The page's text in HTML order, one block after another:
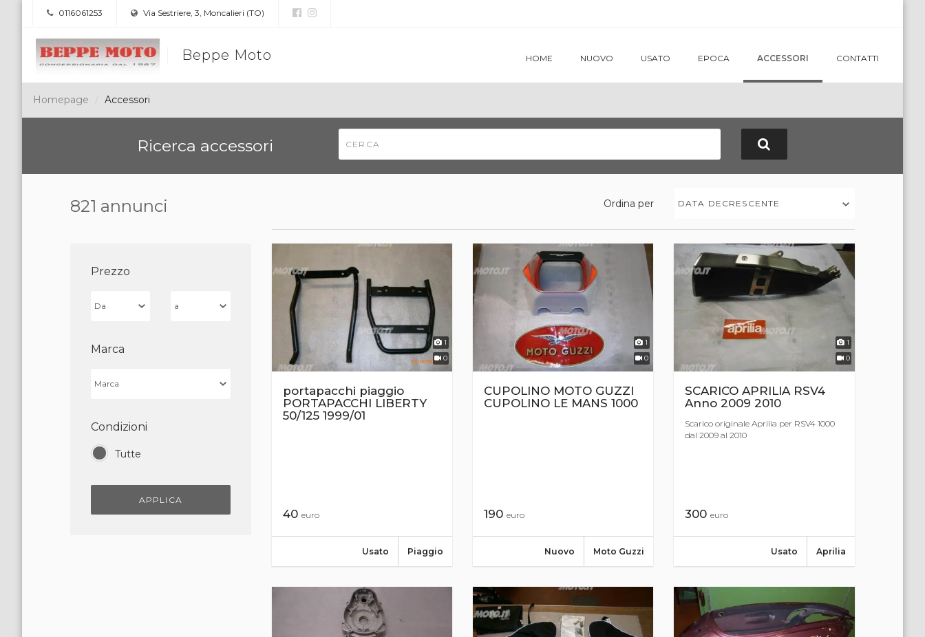
0116061253 Via Sestriere, 3, Moncalieri (TO)
Beppe Moto HOME NUOVO USATO EPOCA ACCESSORI CONTATTI
Homepage Accessori
Ricerca accessori
821 annunci Ordina per DATA DECRESCENTE
Prezzo
Marca
Condizioni
Tutte
APPLICA
1
0
portapacchi piaggio
PORTAPACCHI LIBERTY
50/125 1999/01
40 euro
Piaggio
Usato
1
0
CUPOLINO MOTO GUZZI
CUPOLINO LE MANS 1000
190 euro
Moto Guzzi
Nuovo
1
0
SCARICO APRILIA RSV4
Anno 2009 2010
Scarico originale Aprilia per RSV4 1000
dal 2009 al 2010
300euro
Aprilia
Usato